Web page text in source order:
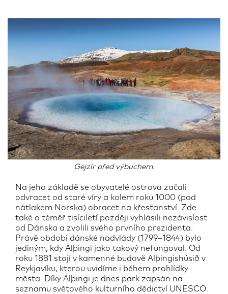
Gejzír před výbuchem.
Na jeho základě se obyvatelé ostrova začali
odvracet od staré víry a kolem roku 1000 (pod
nátlakem Norska) obracet na křesťanství. Zde
také o téměř tisíciletí později vyhlásili nezávislost
od Dánska a zvolili svého prvního prezidenta.
Právě období dánské nadvlády (1799–1844) bylo
jediným, kdy Alþingi jako takový nefungoval. Od
roku 1881 stojí v kamenné budově Alþingishúsið v
Reykjavíku, kterou uvidíme i během prohlídky
města. Díky Alþingi je dnes park zapsán na
seznamu světového kulturního dědictví UNESCO.